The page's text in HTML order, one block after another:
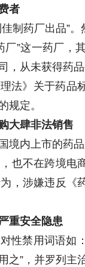
者
制药厂出品”
”这一药厂，
，从未获得药
法》关于药品
规定。
大肆非法销售
境内上市的药
也不在跨境
，涉嫌违反
重安全隐患
性禁用词语如
之”，并罗列